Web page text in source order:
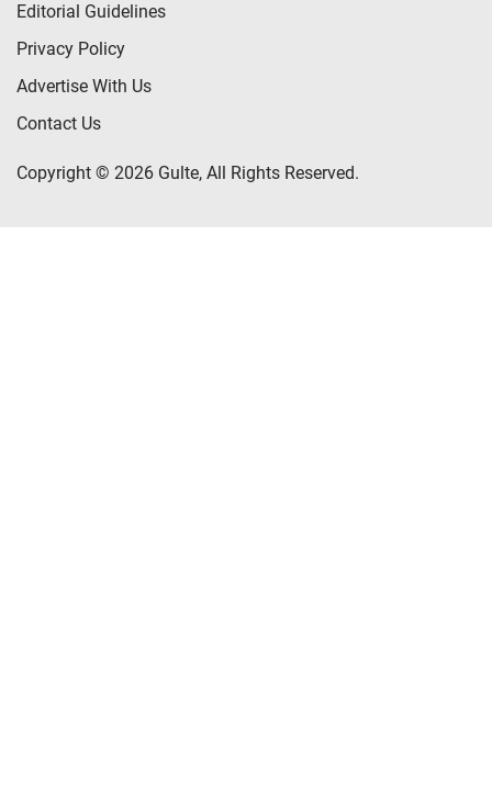
Editorial Guidelines
Privacy Policy
Advertise With Us
Contact Us
Copyright © 2026 Gulte, All Rights Reserved.